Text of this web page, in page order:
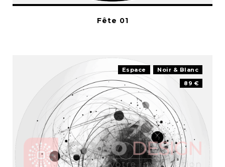
Fête 01
Espace
Noir & Blanc
89 €